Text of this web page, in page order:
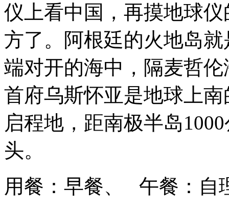
仪上看中国，再摸地球
方了。阿根廷的火地岛
端对开的海中，隔麦哲
首府乌斯怀亚是地球上
启程地，距南极半岛
头。
用餐：早餐、 午餐：自